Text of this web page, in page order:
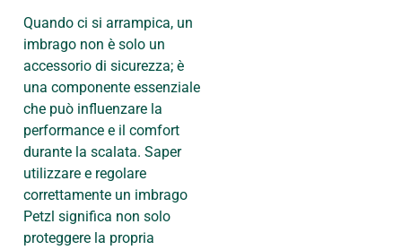
Quando ci si arrampica, un
imbrago non è solo un
accessorio di sicurezza; è
una componente essenziale
che può influenzare la
performance e il comfort
durante la scalata. Saper
utilizzare e regolare
correttamente un imbrago
Petzl significa non solo
proteggere la propria